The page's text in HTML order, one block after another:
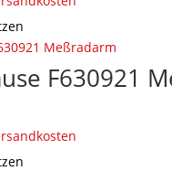
F630921